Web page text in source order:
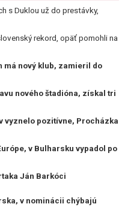
s Duklou už do prestávky,
rekord, opäť pomohli na
má nový klub, zamieril do
nového štadióna, získal tri
vyznelo pozitívne, Procházka
v Bulharsku vypadol po
Ján Barkóci
v nominácii chýbajú